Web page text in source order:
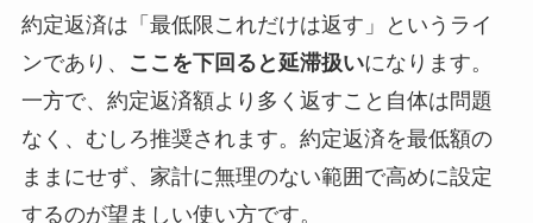
約定返済は「最低限これだけは返す」というライ
ンであり、
ここを下回ると延滞扱いになります。
一方で、約定返済額より多く返すこと自体は問題
なく、むしろ推奨されます。約定返済を最低額の
ままにせず、家計に無理のない範囲で高めに設定
するのが望ましい使い方です。